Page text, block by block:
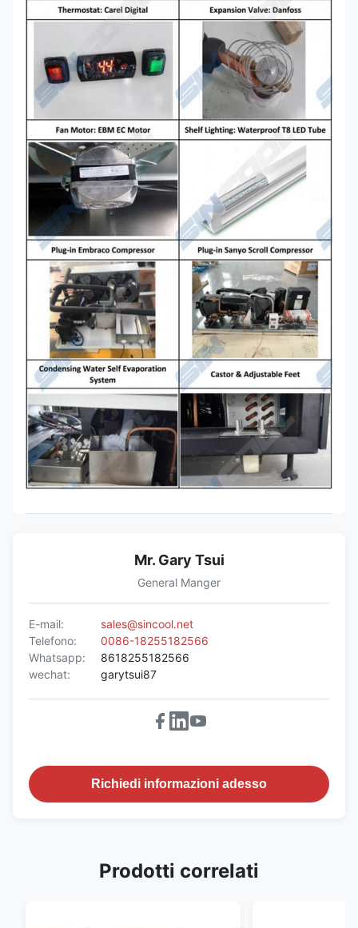
Mr. Gary Tsui
General Manger
E-mail:
sales@sincool.net
Telefono:
0086-18255182566
Whatsapp:
8618255182566
wechat:
garytsui87
Richiedi informazioni adesso
Prodotti correlati